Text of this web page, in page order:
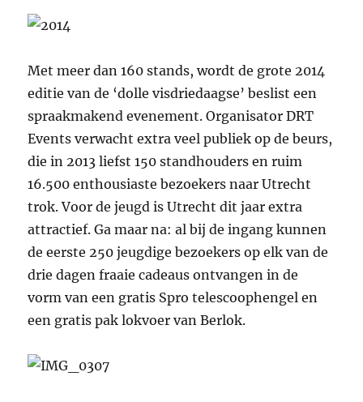
Met meer dan 160 stands, wordt de grote 2014
editie van de ‘dolle visdriedaagse’ beslist een
spraakmakend evenement. Organisator DRT
Events verwacht extra veel publiek op de beurs,
die in 2013 liefst 150 standhouders en ruim
16.500 enthousiaste bezoekers naar Utrecht
trok. Voor de jeugd is Utrecht dit jaar extra
attractief. Ga maar na: al bij de ingang kunnen
de eerste 250 jeugdige bezoekers op elk van de
drie dagen fraaie cadeaus ontvangen in de
vorm van een gratis Spro telescoophengel en
een gratis pak lokvoer van Berlok.